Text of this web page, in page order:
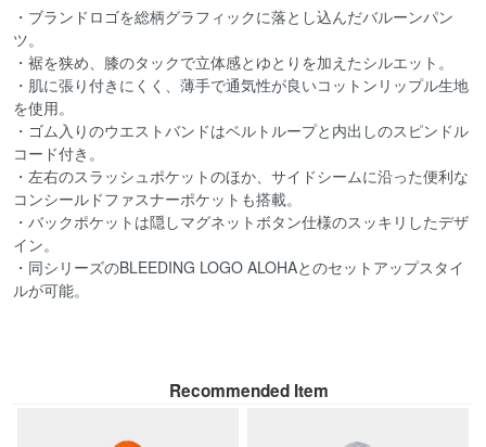
・ブランドロゴを総柄グラフィックに落とし込んだバルーンパン
ツ。
・裾を狭め、膝のタックで立体感とゆとりを加えたシルエット。
・肌に張り付きにくく、薄手で通気性が良いコットンリップル生地
を使用。
・ゴム入りのウエストバンドはベルトループと内出しのスピンドル
コード付き。
・左右のスラッシュポケットのほか、サイドシームに沿った便利な
コンシールドファスナーポケットも搭載。
・バックポケットは隠しマグネットボタン仕様のスッキリしたデザ
イン。
・同シリーズのBLEEDING LOGO ALOHAとのセットアップスタイ
ルが可能。
Recommended Item